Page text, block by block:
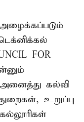
FOR
கல்வி
உறுப்பு